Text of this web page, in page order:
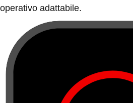
operativo adattabile.